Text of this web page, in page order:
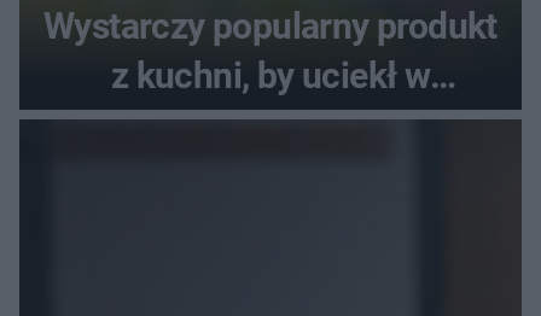
Wystarczy popularny produkt
z kuchni, by uciekł w
popłochu